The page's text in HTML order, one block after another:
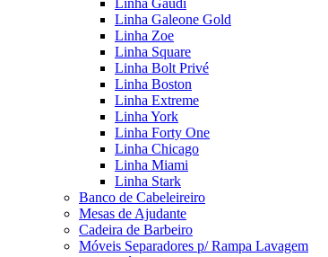
Linha Gaudi
Linha Galeone Gold
Linha Zoe
Linha Square
Linha Bolt Privé
Linha Boston
Linha Extreme
Linha York
Linha Forty One
Linha Chicago
Linha Miami
Linha Stark
Banco de Cabeleireiro
Mesas de Ajudante
Cadeira de Barbeiro
Móveis Separadores p/ Rampa Lavagem